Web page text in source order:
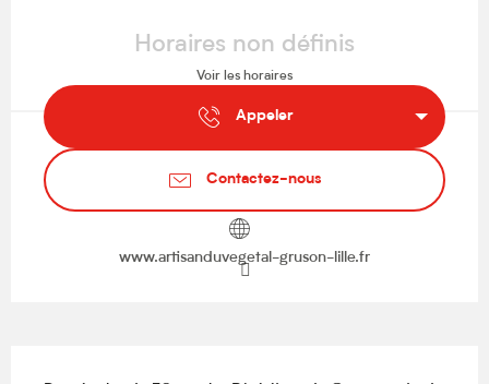
Horaires non définis
Voir les horaires
Appeler
Contactez-nous
www.artisanduvegetal-gruson-lille.fr